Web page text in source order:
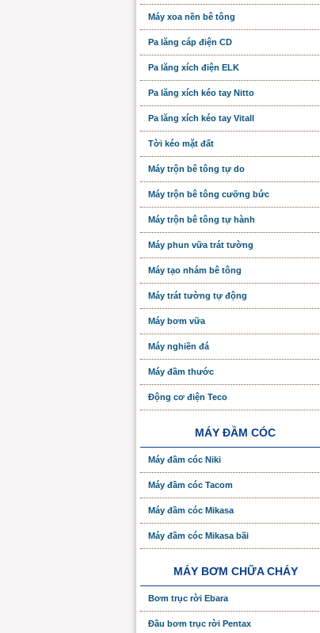
Máy xoa nền bê tông
Pa lăng cáp điện CD
Pa lăng xích điện ELK
Pa lăng xích kéo tay Nitto
Pa lăng xích kéo tay Vitall
Tời kéo mặt đất
Máy trộn bê tông tự do
Máy trộn bê tông cưỡng bức
Máy trộn bê tông tự hành
Máy phun vữa trát tường
Máy tạo nhám bê tông
Máy trát tường tự động
Máy bơm vữa
Máy nghiền đá
Máy đầm thước
Động cơ điện Teco
MÁY ĐẦM CÓC
Máy đầm cóc Niki
Máy đầm cóc Tacom
Máy đầm cóc Mikasa
Máy đầm cóc Mikasa bãi
MÁY BƠM CHỮA CHÁY
Bơm trục rời Ebara
Đầu bơm trục rời Pentax